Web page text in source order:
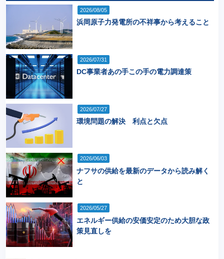
2026/08/05
浜岡原子力発電所の不祥事から考えること
2026/07/31
DC事業者あの手この手の電力調達策
2026/07/27
環境問題の解決 利点と欠点
2026/06/03
ナフサの供給を最新のデータから読み解く
と
2026/05/27
エネルギー供給の安価安定のため大胆な政
策見直しを